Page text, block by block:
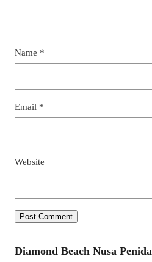
Name *
Email *
Website
Diamond Beach Nusa Penida